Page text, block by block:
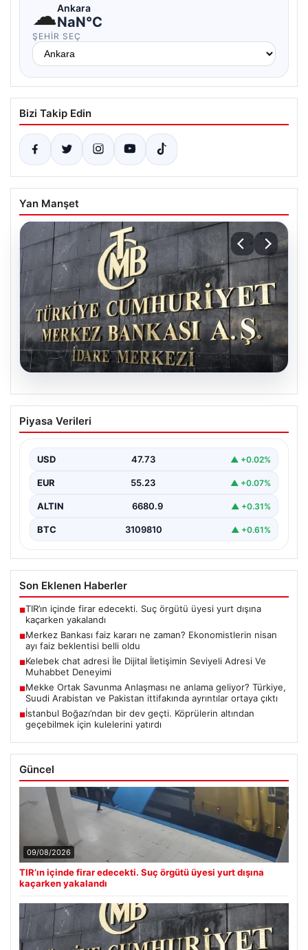
☁Ankara
NaN°C
ŞEHIR SEÇ
Bizi Takip Edin
Yan Manşet
08.08.2026
Merkez Bankası faiz kararı ne zaman?
Ekonomistlerin nisan ayı faiz beklentisi
Piyasa Verileri
USD 47.73 ▲ +0.02%
EUR 55.23 ▲ +0.07%
ALTIN 6680.9 ▲ +0.31%
BTC 3109810 ▲ +0.61%
Son Eklenen Haberler
■TIR’ın içinde firar edecekti. Suç örgütü üyesi yurt dışına
kaçarken yakalandı
■Merkez Bankası faiz kararı ne zaman? Ekonomistlerin nisan
ayı faiz beklentisi belli oldu
■Kelebek chat adresi İle Dijital İletişimin Seviyeli Adresi Ve
Muhabbet Deneyimi
■Mekke Ortak Savunma Anlaşması ne anlama geliyor? Türkiye,
Suudi Arabistan ve Pakistan ittifakında ayrıntılar ortaya çıktı
■İstanbul Boğazı’ndan bir dev geçti. Köprülerin altından
geçebilmek için kulelerini yatırdı
Güncel
09/08/2026
TIR’ın içinde firar edecekti. Suç örgütü üyesi yurt dışına
kaçarken yakalandı